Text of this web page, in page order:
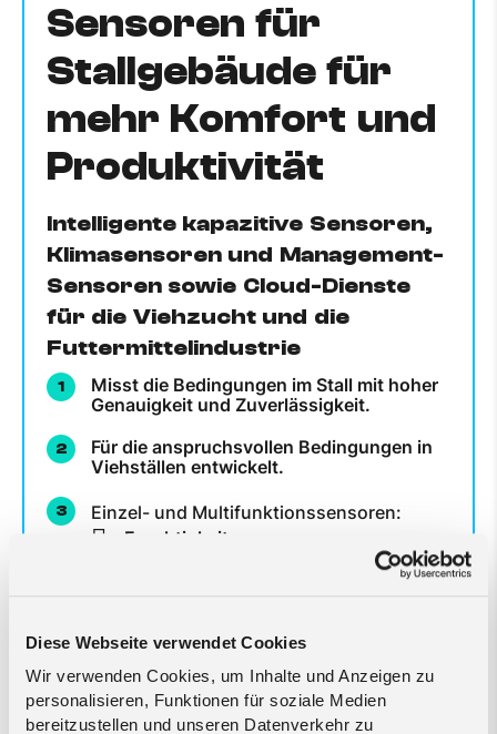
Diese Webseite verwendet Cookies
Wir verwenden Cookies, um Inhalte und Anzeigen zu
personalisieren, Funktionen für soziale Medien
bereitzustellen und unseren Datenverkehr zu
Sensoren für
Stallgebäude für
mehr Komfort und
Produktivität
Intelligente kapazitive Sensoren,
Klimasensoren und Management-
Sensoren sowie Cloud-Dienste
für die Viehzucht und die
Futtermittelindustrie
Misst die Bedingungen im Stall mit hoher
Genauigkeit und Zuverlässigkeit.
Für die anspruchsvollen Bedingungen in
Viehställen entwickelt.
Einzel- und Multifunktionssensoren:
Feuchtigkeitssensor
Feuchtigkeits- und Temperatursensor